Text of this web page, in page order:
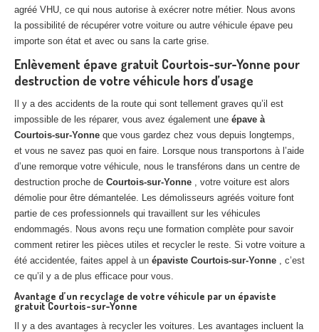
Centre agréé VHU 92 : casse auto avec destruction
Centreagréé VHU 93 : casse auto avec destruction
Centre agréé VHU 94 : casse auto avec destruction
Centreagréé VHU 95 : casse auto avec destruction
DOCUMENTSÀ JOINDRE
RACHATVÉHICULES
CONTACT
01 83 64 20 40
agréé VHU, ce qui nous autorise à exécrer notre métier. Nous avons
la possibilité de récupérer votre voiture ou autre véhicule épave peu
importe son état et avec ou sans la carte grise.
Enlèvement épave gratuit Courtois-sur-Yonne pour
destruction de votre véhicule hors d’usage
Il y a des accidents de la route qui sont tellement graves qu’il est
impossible de les réparer, vous avez également une épave à
Courtois-sur-Yonne que vous gardez chez vous depuis longtemps,
et vous ne savez pas quoi en faire. Lorsque nous transportons à l’aide
d’une remorque votre véhicule, nous le transférons dans un centre de
destruction proche de Courtois-sur-Yonne , votre voiture est alors
démolie pour être démantelée. Les démolisseurs agréés voiture font
partie de ces professionnels qui travaillent sur les véhicules
endommagés. Nous avons reçu une formation complète pour savoir
comment retirer les pièces utiles et recycler le reste. Si votre voiture a
été accidentée, faites appel à un épaviste Courtois-sur-Yonne , c’est
ce qu’il y a de plus efficace pour vous.
Avantage d’un recyclage de votre véhicule par un épaviste
gratuit Courtois-sur-Yonne
Il y a des avantages à recycler les voitures. Les avantages incluent la